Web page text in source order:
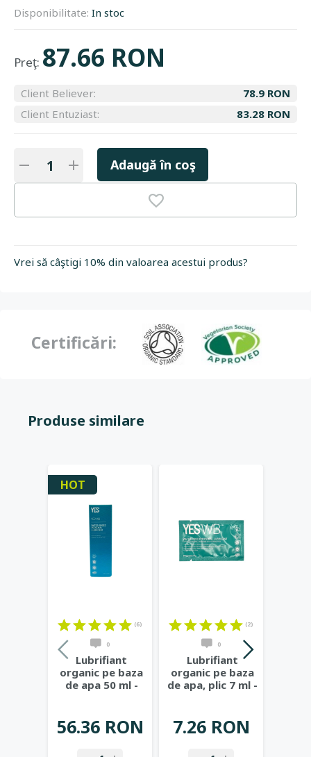
Disponibilitate: In stoc
Preţ: 87.66 RON
Client Believer:
78.9 RON
Client Entuziast:
83.28 RON
Adaugă în coş
Vrei să câştigi 10% din valoarea acestui produs?
Certificări:
Produse similare
HOT
(6)
0
Lubrifiant
organic pe baza
de apa 50 ml -
56.36 RON
(2)
0
Lubrifiant
organic pe baza
de apa, plic 7 ml -
7.26 RON